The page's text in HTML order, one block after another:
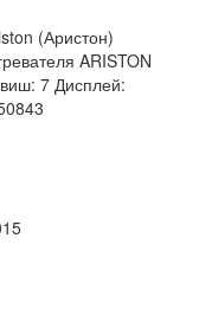
(Аристон)
ARISTON
7 Дисплей: